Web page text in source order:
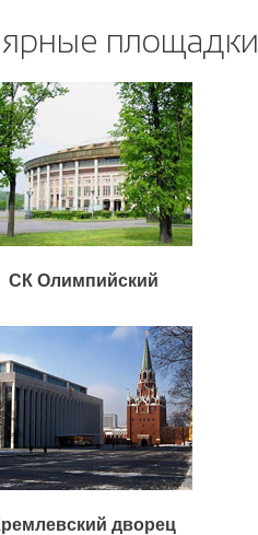
площадки
СК Олимпийский
дворец